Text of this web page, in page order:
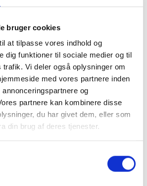
bruger cookies
at tilpasse vores indhold og
dig funktioner til sociale medier og til
Vi deler også oplysninger om
med vores partnere inden
og
partnere kan kombinere disse
du har givet dem, eller som
din brug af deres tjenester.
rødkålsalat
og lun
Kr 545 per kuvert
laks og
svampe
Vælg 6
retter/serveringer
rodfrugter
Kr 615 per kuvert
knækbrød